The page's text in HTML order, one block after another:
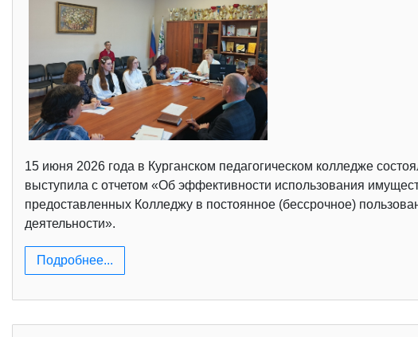
15 июня 2026 года в Курганском педагогическом колледже
выступила с отчетом «Об эффективности использования
предоставленных Колледжу в постоянное (бессрочное)
деятельности».
Подробнее...